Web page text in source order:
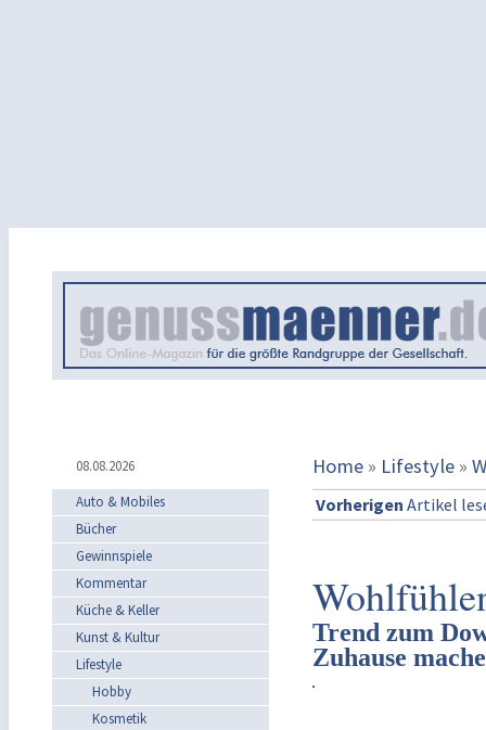
08.08.2026 Home » Lifestyle »
Auto & Mobiles
Bücher
Gewinnspiele
Kommentar
Küche & Keller
Kunst & Kultur
Lifestyle
Hobby
Kosmetik
Vorherigen Artikel
Trend zum
Zuhause